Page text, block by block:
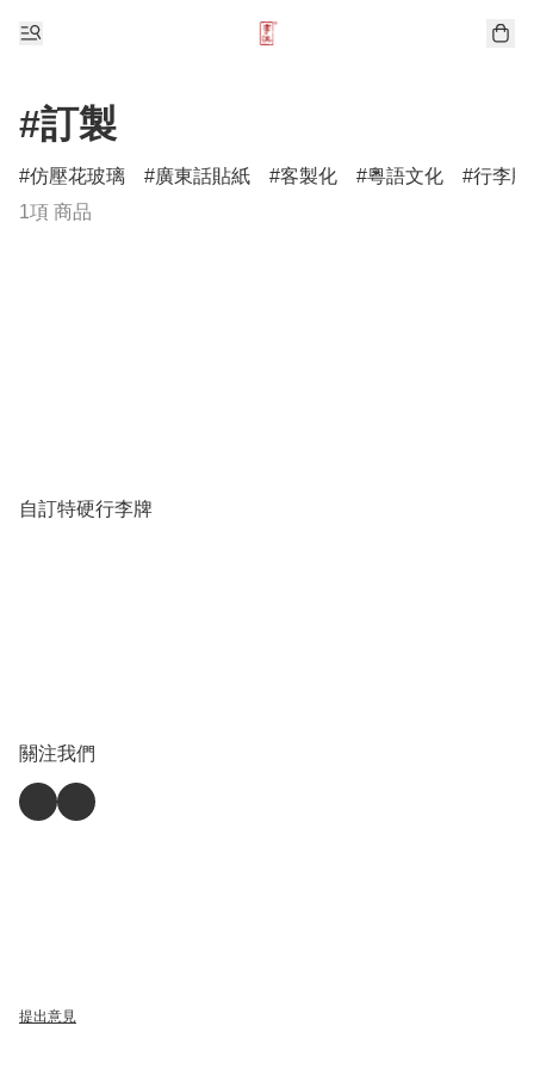
#訂製
仿壓花玻璃 廣東話貼紙 客製化 粵語文化
行李牌
1項 商品
自訂特硬行李牌
關注我們
提出意見